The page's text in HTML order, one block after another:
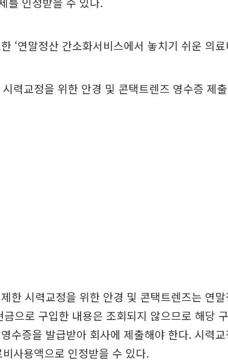
‘연말정산 간소화서비스에서 놓치기 쉬운 의료
력교정을 위한 안경 및 콘택트렌즈 영수증 제출
한 시력교정을 위한 안경 및 콘택트렌즈는 연
으로 구입한 내용은 조회되지 않으므로 해당
수증을 발급받아 회사에 제출해야 한다. 시력
사용액으로 인정받을 수 있다.